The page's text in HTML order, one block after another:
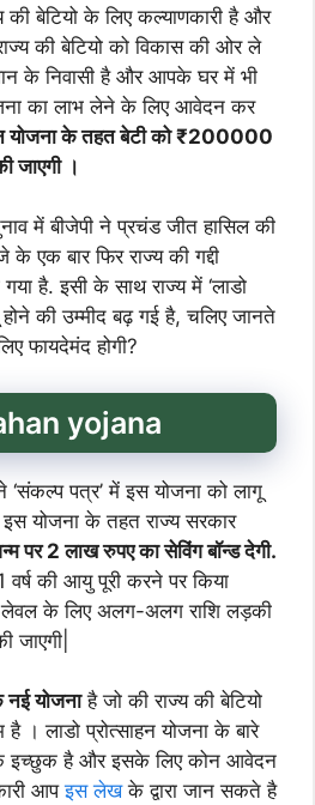
बेटियो के लिए कल्याणकारी है और
की बेटियो को विकास की ओर ले
के निवासी है और आपके घर में भी
का लाभ लेने के लिए आवेदन कर
योजना के तहत बेटी को ₹200000
जाएगी ।
में बीजेपी ने प्रचंड जीत हासिल की
एक बार फिर राज्य की गद्दी
है. इसी के साथ राज्य में ‘लाडो
होने की उम्मीद बढ़ गई है, चलिए जानते
फायदेमंद होगी?
yojana
‘संकल्प पत्र’ में इस योजना को लागू
योजना के तहत राज्य सरकार
पर 2 लाख रुपए का सेविंग बॉन्ड देगी.
की आयु पूरी करने पर किया
के लिए अलग-अलग राशि लड़की
जाएगी|
नई योजनाहै जो की राज्य की बेटियो
। लाडो प्रोत्साहन योजना के बारे
इच्छुक है और इसके लिए कोन आवेदन
आपइस लेखके द्वारा जान सकते है